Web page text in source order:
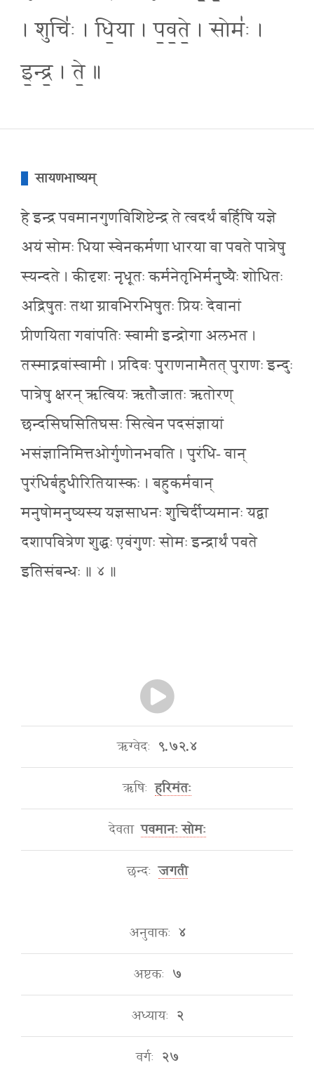
। शुचिः॑ । धि॒या । प॒व॒ते॒ । सोमः॑ ।
इ॒न्द्र॒ । ते॒ ॥
सायणभाष्यम्
हे इन्द्र पवमानगुणविशिष्टेन्द्र ते त्वदर्थं बर्हिषि यज्ञे
अयं सोमः धिया स्वेनकर्मणा धारया वा पवते पात्रेषु
स्यन्दते । कीदृशः नृधूतः कर्मनेतृभिर्मनुष्यैः शोधितः
अद्रिषुतः तथा ग्रावभिरभिषुतः प्रियः देवानां
प्रीणयिता गवांपतिः स्वामी इन्द्रोगा अलभत ।
तस्माद्नवांस्वामी । प्रदिवः पुराणनामैतत् पुराणः इन्दुः
पात्रेषु क्षरन् ऋत्वियः ऋतौजातः ऋतोरण्
छन्दसिघसितिघसः सित्वेन पदसंज्ञायां
भसंज्ञानिमित्तओर्गुणोनभवति । पुरंधि- वान्
पुरंधिर्बहुधीरितियास्कः । बहुकर्मवान्
मनुषोमनुष्यस्य यज्ञसाधनः शुचिर्दीप्यमानः यद्वा
दशापवित्रेण शुद्धः एवंगुणः सोमः इन्द्रार्थं पवते
इतिसंबन्धः ॥ ४ ॥
ऋग्वेदः ९.७२.४
ऋषिः हरिमंतः
देवता पवमानः सोमः
छन्दः जगती
अनुवाकः ४
अष्टकः ७
अध्यायः २
वर्गः २७